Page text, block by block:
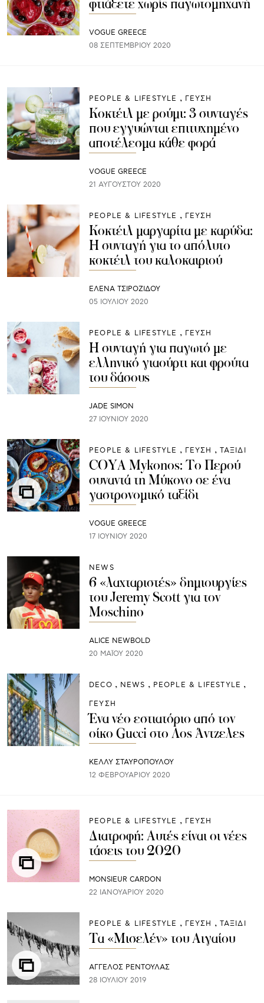
φτιάξετε χωρίς παγωτομηχανή
VOGUE GREECE
08 ΣΕΠΤΕΜΒΡΊΟΥ 2020
PEOPLE & LIFESTYLE ΓΕΥΣΗ
Κοκτέιλ με ρούμι: 3 συνταγές
που εγγυώνται επιτυχημένο
αποτέλεσμα κάθε φορά
VOGUE GREECE
21 ΑΥΓΟΎΣΤΟΥ 2020
PEOPLE & LIFESTYLE ΓΕΥΣΗ
Κοκτέιλ μαργαρίτα με καρύδα:
H συνταγή για το απόλυτο
κοκτέιλ του καλοκαιριού
ΈΛΕΝΑ ΤΣΙΡΟΖΊΔΟΥ
05 ΙΟΥΛΊΟΥ 2020
PEOPLE & LIFESTYLE ΓΕΥΣΗ
Η συνταγή για παγωτό με
ελληνικό γιαούρτι και φρoύτα
του δάσους
JADE SIMON
27 ΙΟΥΝΊΟΥ 2020
PEOPLE & LIFESTYLE ΓΕΥΣΗ ΤΑΞΙΔΙ
COYA Mykonos: Το Περού
συναντά τη Μύκονο σε ένα
γαστρονομικό ταξίδι
VOGUE GREECE
17 ΙΟΥΝΊΟΥ 2020
NEWS
6 «λαχταριστές» δημιουργίες
του Jeremy Scott για τον
Moschino
ALICE NEWBOLD
20 ΜΑΪ́ΟΥ 2020
DECO NEWS PEOPLE & LIFESTYLE
ΓΕΥΣΗ
Ένα νέο εστιατόριο από τον
οίκο Gucci στο Λος Άντζελες
ΚΕΛΛΥ ΣΤΑΥΡΟΠΟΥΛΟΥ
12 ΦΕΒΡΟΥΑΡΊΟΥ 2020
PEOPLE & LIFESTYLE ΓΕΥΣΗ
Διατροφή: Αυτές είναι οι νέες
τάσεις του 2020
MONSIEUR CARDON
22 ΙΑΝΟΥΑΡΊΟΥ 2020
PEOPLE & LIFESTYLE ΓΕΥΣΗ ΤΑΞΙΔΙ
Τα «Μισελέν» του Αιγαίου
ΑΓΓΕΛΟΣ ΡΕΝΤΟΥΛΑΣ
28 ΙΟΥΛΊΟΥ 2019